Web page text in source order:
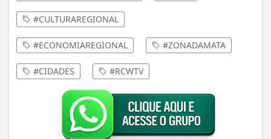
#CULTURAREGIONAL
#ECONOMIAREGIONAL #ZONADAMATA
#CIDADES #RCWTV